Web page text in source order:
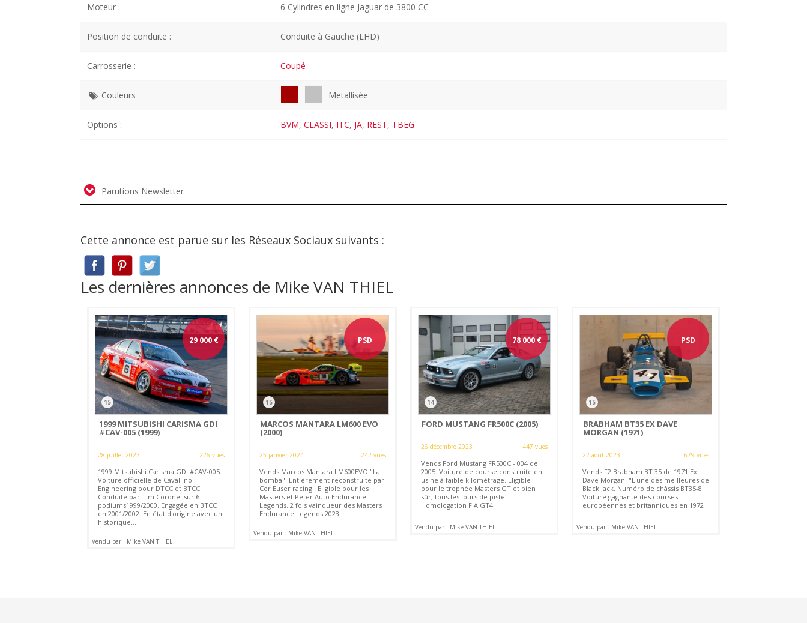
Moteur : 6 Cylindres en ligne Jaguar de 3800 CC
Position de conduite : Conduite à Gauche (LHD)
Carrosserie : Coupé
Couleurs Metallisée
Options : BVM,CLASSI, ITC, JA, REST, TBEG
Parutions Newsletter
Cette annonce est parue sur les Réseaux Sociaux suivants :
Les dernières annonces de Mike VAN THIEL
29 000€
15
1999 MITSUBISHI CARISMA GDI
#CAV-005 (1999)
28 juillet 2023 226 vues
1999 Mitsubishi Carisma GDI #CAV-005.
Voiture officielle de Cavallino
Engineering pour DTCC et BTCC.
Conduite par Tim Coronel sur 6
podiums1999/2000. Engagée en BTCC
en 2001/2002. En état d'origine avec un
historique...
Vendu par : Mike VAN THIEL
PSD
15
MARCOS MANTARA LM600 EVO
(2000)
25 janvier 2024 242 vues
Vends Marcos Mantara LM600EVO "La
bomba". Entièrement reconstruite par
Cor Euser racing . Eligible pour les
Masters et Peter Auto Endurance
Legends. 2 fois vainqueur des Masters
Endurance Legends 2023
Vendu par : Mike VAN THIEL
78 000€
14
FORD MUSTANG FR500C (2005)
26 décembre 2023 447 vues
Vends Ford Mustang FR500C - 004 de
2005. Voiture de course construite en
usine à faible kilométrage. Eligible
pour le trophée Masters GT et bien
sûr, tous les jours de piste.
Homologation FIA GT4
Vendu par : Mike VAN THIEL
PSD
15
BRABHAM BT35 EX DAVE
MORGAN (1971)
22 août 2023 679 vues
Vends F2 Brabham BT 35 de 1971 Ex
Dave Morgan. "L'une des meilleures de
Black Jack. Numéro de châssis BT35-8.
Voiture gagnante des courses
européennes et britanniques en 1972
Vendu par : Mike VAN THIEL